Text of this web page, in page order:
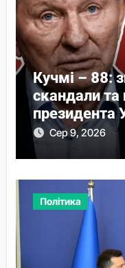
Кучмі – 88:
скандали та
президента
Сер 9, 2026
Політика